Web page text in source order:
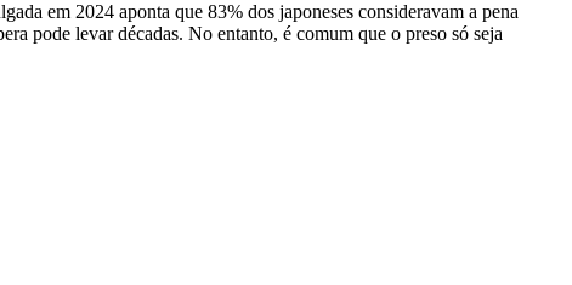
em 2024 aponta que 83% dos japoneses consideravam a pena
pode levar décadas. No entanto, é comum que o preso só seja